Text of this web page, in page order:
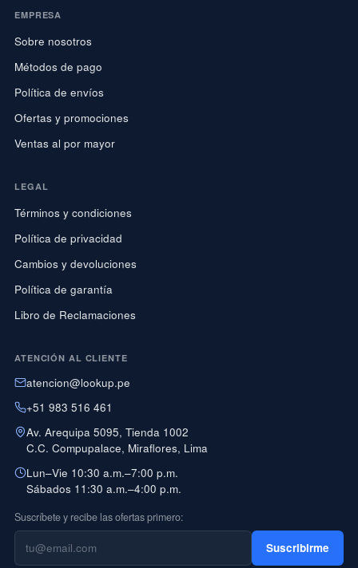
EMPRESA
Sobre nosotros
Métodos de pago
Política de envíos
Ofertas y promociones
Ventas al por mayor
LEGAL
Términos y condiciones
Política de privacidad
Cambios y devoluciones
Política de garantía
Libro de Reclamaciones
ATENCIÓN AL CLIENTE
atencion@lookup.pe
+51 983 516 461
Av. Arequipa 5095, Tienda 1002
C.C. Compupalace, Miraflores, Lima
Lun–Vie 10:30 a.m.–7:00 p.m.
Sábados 11:30 a.m.–4:00 p.m.
Suscríbete y recibe las ofertas primero:
Suscribirme